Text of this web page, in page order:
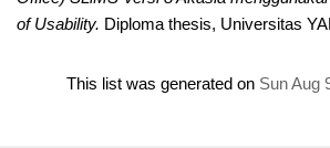
of Usability. Diploma thesis, Universitas
This list was generated on Sun Aug